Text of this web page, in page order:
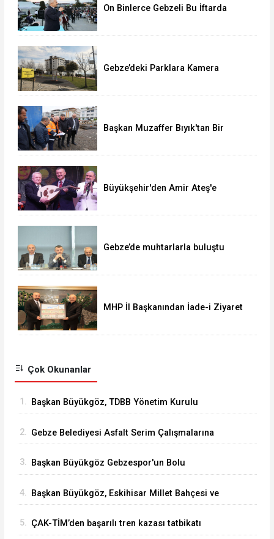
On Binlerce Gebzeli Bu İftarda
Gebze’deki Parklara Kamera
Başkan Muzaffer Bıyık'tan Bir
Büyükşehir'den Amir Ateş'e
Gebze’de muhtarlarla buluştu
MHP İl Başkanından İade-i Ziyaret
Çok Okunanlar
1. Başkan Büyükgöz, TDBB Yönetim Kurulu
2. Gebze Belediyesi Asfalt Serim Çalışmalarına
3. Başkan Büyükgöz Gebzespor'un Bolu
4. Başkan Büyükgöz, Eskihisar Millet Bahçesi ve
5. ÇAK-TİM’den başarılı tren kazası tatbikatı